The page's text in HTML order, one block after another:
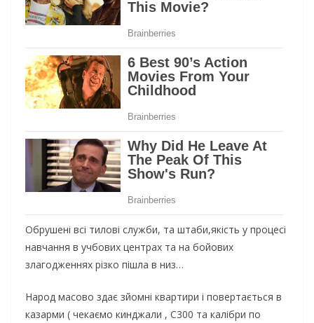
Обрушені всі тилові служби, та штаби,якість у процесі
навчання в учбових центрах та на бойових
злагодженнях різко пішла в низ…
Народ масово здає зйомні квартири і повертається в
казарми ( чекаємо кинджали , С300 та калібри по